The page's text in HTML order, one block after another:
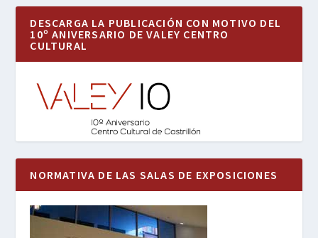
DESCARGA LA PUBLICACIÓN CON MOTIVO DEL
10º ANIVERSARIO DE VALEY CENTRO
CULTURAL
NORMATIVA DE LAS SALAS DE EXPOSICIONES